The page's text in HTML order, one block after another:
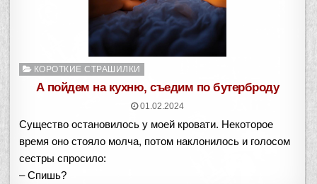
Опубликовано
КОРОТКИЕ СТРАШИЛКИ
А пойдем на кухню, съедим по бутерброду
01.02.2024
Существо остановилось у моей кровати. Некоторое
время оно стояло молча, потом наклонилось и голосом
сестры спросило:
– Спишь?